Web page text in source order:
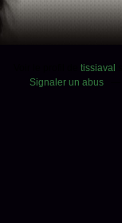
tissiaval
Signaler un abus